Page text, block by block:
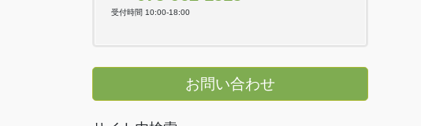
受付時間 10:00-18:00
お問い合わせ